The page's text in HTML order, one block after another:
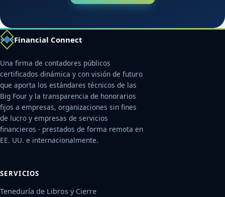
Financial Connect
Una firma de contadores públicos
certificados dinámica y con visión de futuro
que aporta los estándares técnicos de las
Big Four y la transparencia de honorarios
fijos a empresas, organizaciones sin fines
de lucro y empresas de servicios
financieros - prestados de forma remota en
EE. UU. e internacionalmente.
SERVICIOS
Teneduría de Libros y Cierre